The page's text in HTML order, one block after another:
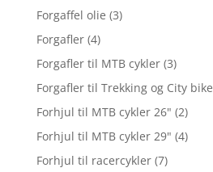
Forgaffel olie (3)
Forgafler (4)
Forgafler til MTB cykler (3)
Forgafler til Trekking og City bike
Forhjul til MTB cykler 26" (2)
Forhjul til MTB cykler 29" (4)
Forhjul til racercykler (7)